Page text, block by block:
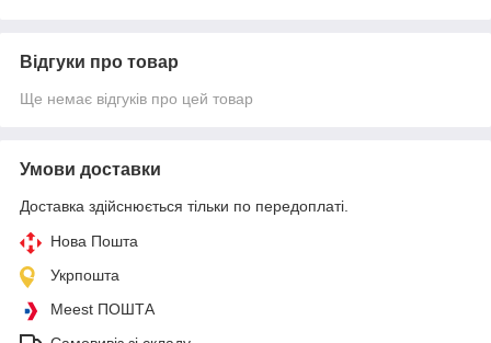
Відгуки про товар
Ще немає відгуків про цей товар
Умови доставки
Доставка здійснюється тільки по передоплаті.
Нова Пошта
Укрпошта
Meest ПОШТА